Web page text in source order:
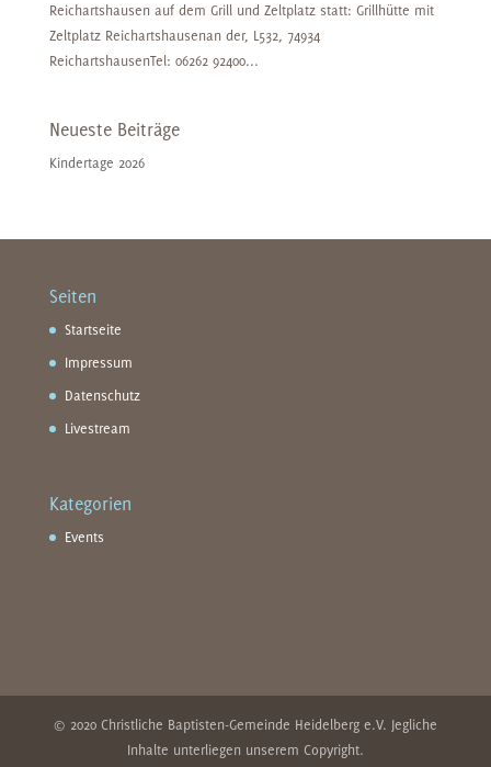
Reichartshausen auf dem Grill und Zeltplatz statt: Grillhütte mit
Zeltplatz Reichartshausenan der, L532, 74934
ReichartshausenTel: 06262 92400...
Neueste Beiträge
Kindertage 2026
Seiten
Startseite
Impressum
Datenschutz
Livestream
Kategorien
Events
© 2020 Christliche Baptisten-Gemeinde Heidelberg e.V. Jegliche
Inhalte unterliegen unserem Copyright.